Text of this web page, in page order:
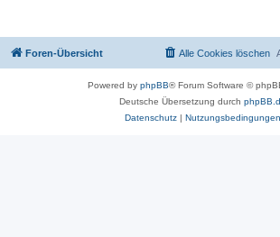
Foren-Übersicht Alle Cookies löschen
Powered by phpBB® Forum Software ©
Deutsche Übersetzung durch
Datenschutz| Nutzungsbedingungen